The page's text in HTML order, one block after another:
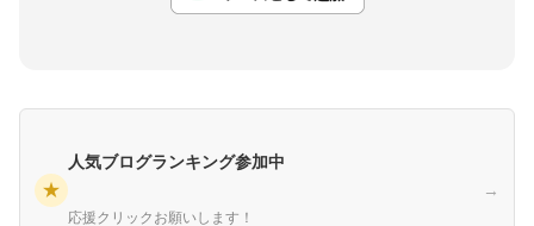
★
人気ブログランキング参加中
応援クリックお願いします！
→